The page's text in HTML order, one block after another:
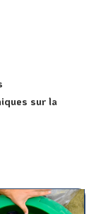
sur la